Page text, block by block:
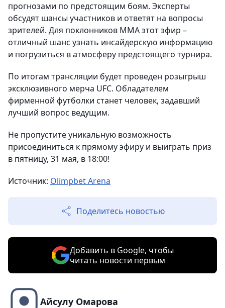
прогнозами по предстоящим боям. Эксперты
обсудят шансы участников и ответят на вопросы
зрителей. Для поклонников ММА этот эфир –
отличный шанс узнать инсайдерскую информацию
и погрузиться в атмосферу предстоящего турнира.
По итогам трансляции будет проведен розыгрыш
эксклюзивного мерча UFC. Обладателем
фирменной футболки станет человек, задавший
лучший вопрос ведущим.
Не пропустите уникальную возможность
присоединиться к прямому эфиру и выиграть приз
в пятницу, 31 мая, в 18:00!
Источник: Olimpbet Arena
Поделитесь новостью
Добавить в Google, чтобы
читать новости первым
Айсулу Омарова